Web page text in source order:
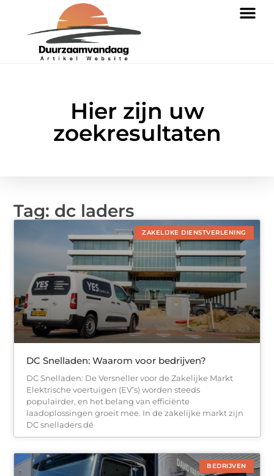
Hier zijn uw
zoekresultaten
Tag: dc laders
ZAKELIJKE DIENSTVERLENING
DC Snelladen: Waarom voor bedrijven?
DC Snelladen: De Versneller voor de Zakelijke Markt
Elektrische voertuigen (EV’s) worden steeds
populairder, en het belang van efficiënte
laadoplossingen groeit mee. In de zakelijke markt zijn
DC snelladers dé
BEDRIJVEN